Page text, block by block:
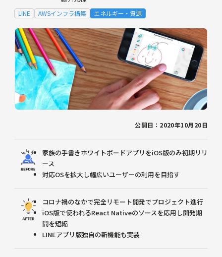
LINE AWSインフラ構築 エネルギー・資源
公開日：2020年10月20日
家族の手書きホワイトボードアプリをiOS版のみ初期リリ
ース
対応OSを拡大し幅広いユーザーの利用を目指す
コロナ禍のなかで完全リモート開発でプロジェクト進行
iOS版で使われるReact Nativeのソースを応用し開発期
間を短縮
LINEアプリ版独自の新機能も実装